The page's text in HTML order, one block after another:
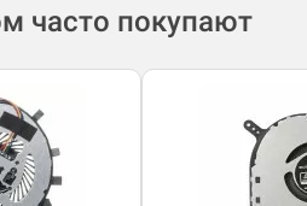
часто покупают